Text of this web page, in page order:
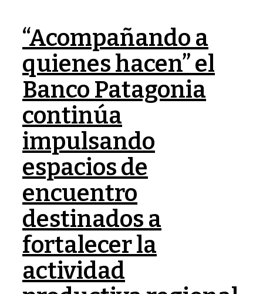
“Acompañando a
quienes hacen” el
Banco Patagonia
continúa
impulsando
espacios de
encuentro
destinados a
fortalecer la
actividad